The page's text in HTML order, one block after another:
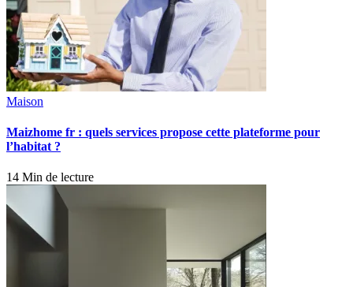
Maison
Maizhome fr : quels services propose cette plateforme pour
l’habitat ?
14 Min de lecture